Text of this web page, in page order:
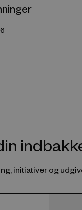
initiativer og